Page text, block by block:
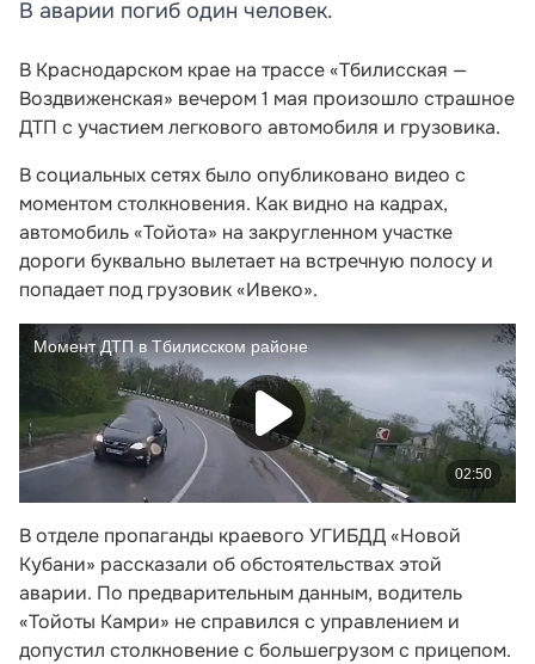
В аварии погиб один человек.
В Краснодарском крае на трассе «Тбилисская —
Воздвиженская» вечером 1 мая произошло страшное
ДТП с участием легкового автомобиля и грузовика.
В социальных сетях было опубликовано видео с
моментом столкновения. Как видно на кадрах,
автомобиль «Тойота» на закругленном участке
дороги буквально вылетает на встречную полосу и
попадает под грузовик «Ивеко».
В отделе пропаганды краевого УГИБДД «Новой
Кубани» рассказали об обстоятельствах этой
аварии. По предварительным данным, водитель
«Тойоты Камри» не справился с управлением и
допустил столкновение с большегрузом с прицепом.